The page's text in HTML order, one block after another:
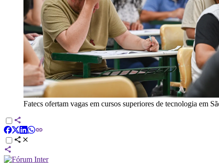
Fatecs ofertam vagas em cursos superiores de tecnologia em